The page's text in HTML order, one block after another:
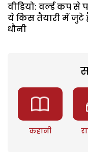
वीडियो: वर्ल्ड कप से
ये किस तैयारी में जुटे
धौनी
कहानी